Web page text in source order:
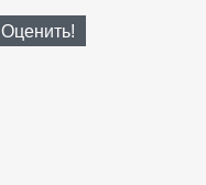
Оценить!